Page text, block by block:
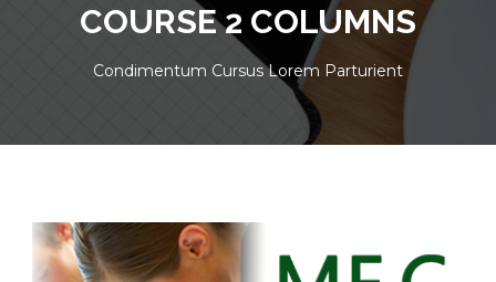
COURSE 2 COLUMNS
Condimentum Cursus Lorem Parturient